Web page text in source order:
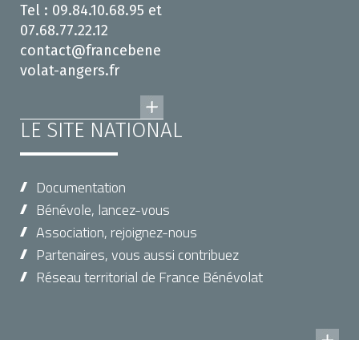
Tel : 09.84.10.68.95 et
07.68.77.22.12
contact@francebene
volat-angers.fr
LE SITE NATIONAL
Documentation
Bénévole, lancez-vous
Association, rejoignez-nous
Partenaires, vous aussi contribuez
Réseau territorial de France Bénévolat